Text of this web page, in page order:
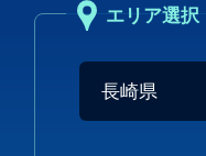
エリア選択